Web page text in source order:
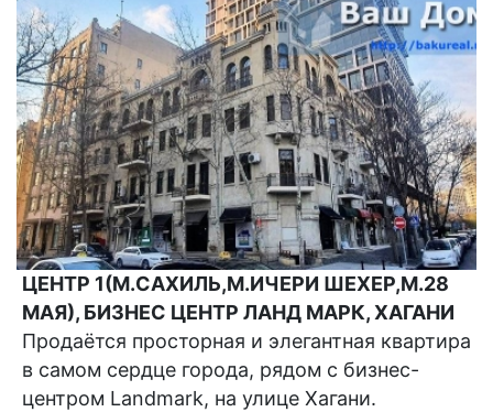
ЦЕНТР 1(М.САХИЛЬ,М.ИЧЕРИ ШЕХЕР,М.28
МАЯ), БИЗНЕС ЦЕНТР ЛАНД МАРК, ХАГАНИ
Продаётся просторная и элегантная квартира
в самом сердце города, рядом с бизнес-
центром Landmark, на улице Хагани.